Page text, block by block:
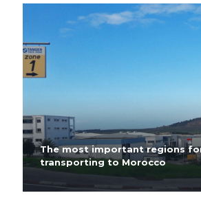
The most important regions
transporting to Morocco